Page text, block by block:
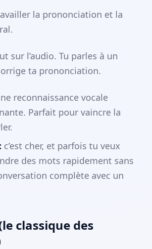
la prononciation et la
sur l’audio. Tu parles à un
ta prononciation.
reconnaissance vocale
Parfait pour vaincre la
c’est cher, et parfois tu veux
des mots rapidement sans
complète avec un
classique des